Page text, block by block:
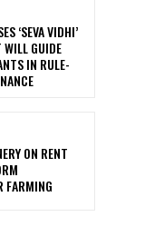
‘SEVA VIDHI’
WILL GUIDE
IN RULE-
ON RENT
FARMING